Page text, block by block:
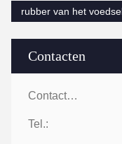
Contacten
Contacten:
Tel.:
rubber van het